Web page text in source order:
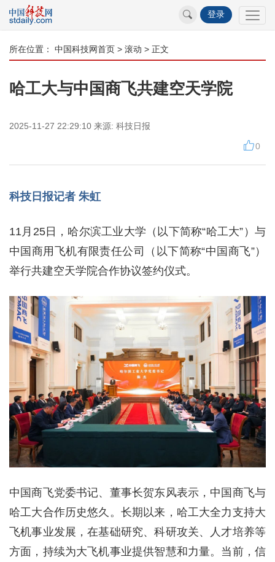
登录
所在位置： 中国科技网首页 > 滚动 > 正文
哈工大与中国商飞共建空天学院
2025-11-27 22:29:10 来源: 科技日报
0
科技日报记者 朱虹
11月25日，哈尔滨工业大学（以下简称“哈工大”）与
中国商用飞机有限责任公司（以下简称“中国商飞”）
举行共建空天学院合作协议签约仪式。
中国商飞党委书记、董事长贺东风表示，中国商飞与
哈工大合作历史悠久。长期以来，哈工大全力支持大
飞机事业发展，在基础研究、科研攻关、人才培养等
方面，持续为大飞机事业提供智慧和力量。当前，信